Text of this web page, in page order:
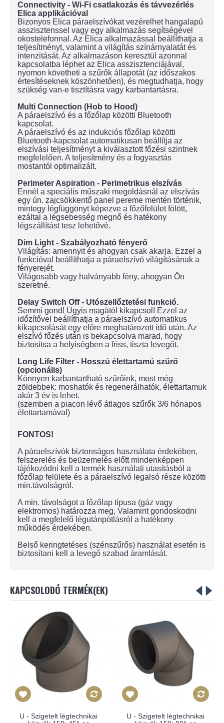
Connectivity - Wi-Fi csatlakozás és távvezérlés
Elica applikációval
Bizonyos Elica páraelszívókat vezérelhet hangalapú
asszisztenssel vagy egy alkalmazás segítségével
okostelefonnal. Az Elica alkalmazással beállíthatja a
teljesítményt, valamint a világítás színárnyalatát és
intenzitását. Az alkalmazáson keresztül azonnal
kapcsolatba léphet az Elica asszisztenciájával,
nyomon követheti a szűrők állapotát (az időszakos
értesítéseknek köszönhetően), és megtudhatja, hogy
szükség van-e tisztításra vagy karbantartásra.
Multi Connection (Hob to Hood)
A páraelszívó és a főzőlap közötti Bluetooth
kapcsolat.
A páraelszívó és az indukciós főzőlap közötti
Bluetooth-kapcsolat automatikusan beállítja az
elszívási teljesítményt a kiválasztott főzési szintnek
megfelelően. A teljesítmény és a fogyasztás
mostantól optimalizált.
Perimeter Aspiration - Perimetrikus elszívás
Ennél a speciális műszaki megoldásnál az elszívás
egy ún. zajcsökkentő panel pereme mentén történik,
mintegy légfüggönyt képezve a főzőfelület fölött,
ezáltal a légsebesség megnő és hatékony
légszállítást tesz lehetővé.
Dim Light - Szabályozható fényerő
Világítás: amennyit és ahogyan csak akarja. Ezzel a
funkcióval beállíthatja a páraelszívó világításának a
fényerejét.
Világosabb vagy halványabb fény, ahogyan Ön
szeretné.
Delay Switch Off - Utószellőztetési funkció.
Semmi gond! Úgyis magától kikapcsol! Ezzel az
időzítővel beállíthatja a páraelszívó automatikus
kikapcsolását egy előre meghatározott idő után. Az
elszívó főzés után is bekapcsolva marad, hogy
biztosítsa a helyiségben a friss, tiszta levegőt.
Long Life Filter - Hosszú élettartamú szűrő
(opcionális)
Könnyen karbantartható szűrőink, most még
zöldebbek: moshatók és regenerálhatók, élettartamuk
akár 3 év is lehet.
(szemben a piacon lévő átlagos szűrők 3/6 hónapos
élettartamával)
FONTOS!
A páraelszívók biztonságos használata érdekében,
felszerelés és beüzemelés előtt mindenképpen
tájékozódni kell a termék használati utasításból a
főzőlap felülete és a páraelszívó legalsó része közötti
min.távolságról.
A min. távolságot a főzőlap típusa (gáz vagy
elektromos) határozza meg, Valamint gondoskodni
kell a megfelelő légutánpótlásról a hatékony
működés érdekében.
Belső keringtetéses (szénszűrős) használat esetén is
biztosítani kell a levegő szabad áramlását.
KAPCSOLODÓ TERMÉK(EK)
U - Szigetelt légtechnikai
U - Szigetelt légtechnikai